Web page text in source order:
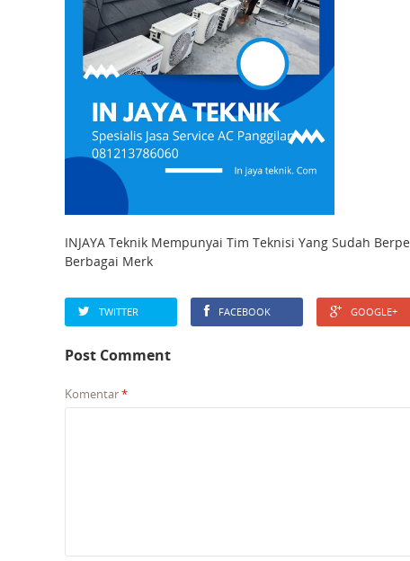
INJAYA Teknik Mempunyai Tim Teknisi Yang Sudah
Berbagai Merk
TWITTER FACEBOOK GOOGLE+
Post Comment
Komentar*